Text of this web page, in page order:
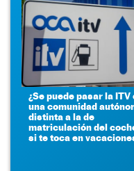
¿Se puede pasar la ITV
una comunidad
distinta a la de
matriculación del
si te toca en